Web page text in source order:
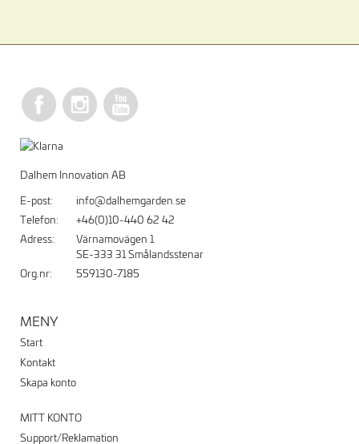
Dalhem Innovation AB
E-post:
info@dalhemgarden.se
Telefon:
+46(0)10-440 62 42
Adress:
Värnamovägen 1
SE-333 31 Smålandsstenar
Org.nr:
559130-7185
MENY
Start
Kontakt
Skapa konto
MITT KONTO
Support/Reklamation